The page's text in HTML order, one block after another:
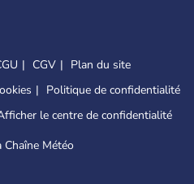
CGV
Plan du site
Politique de confidentialité
le centre de confidentialité
Chaîne Météo